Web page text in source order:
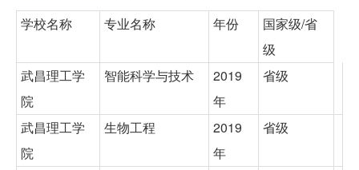
学校名称
专业名称 年份
国家级/省
级
武昌理工学
院
智能科学与技术
2019
年
省级
武昌理工学
院
生物工程
2019
年
省级